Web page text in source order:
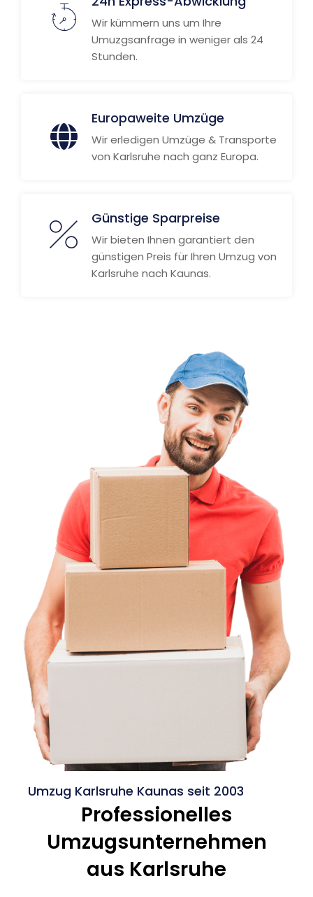
Wir kümmern uns um Ihre
Umuzgsanfrage in weniger als 24
Stunden.
Europaweite Umzüge
Wir erledigen Umzüge & Transporte
von Karlsruhe nach ganz Europa.
Günstige Sparpreise
Wir bieten Ihnen garantiert den
günstigen Preis für Ihren Umzug von
Karlsruhe nach Kaunas.
Umzug Karlsruhe Kaunas seit 2003
Professionelles
Umzugsunternehmen
aus Karlsruhe